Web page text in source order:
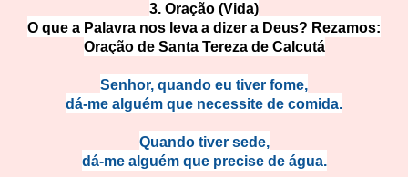
3. Oração (Vida)
O que a Palavra nos leva a dizer a Deus? Rezamos:
Oração de Santa Tereza de Calcutá
Senhor, quando eu tiver fome,
dá-me alguém que necessite de comida.
Quando tiver sede,
dá-me alguém que precise de água.